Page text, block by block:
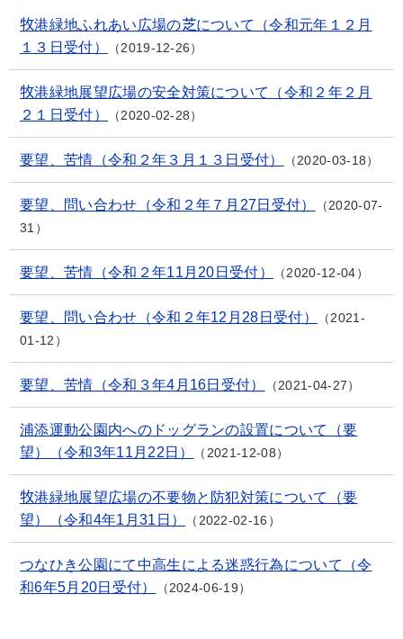
牧港緑地ふれあい広場の芝について（令和元年１２月
１３日受付）
2019-12-26
牧港緑地展望広場の安全対策について（令和２年２月
２１日受付）
2020-02-28
要望、苦情（令和２年３月１３日受付） 2020-03-18
要望、問い合わせ（令和２年７月27日受付）
2020-07-
31
要望、苦情（令和２年11月20日受付） 2020-12-04
要望、問い合わせ（令和２年12月28日受付）
2021-
01-12
要望、苦情（令和３年4月16日受付） 2021-04-27
浦添運動公園内へのドッグランの設置について（要
望）（令和3年11月22日）
2021-12-08
牧港緑地展望広場の不要物と防犯対策について（要
望）（令和4年1月31日）
2022-02-16
つなひき公園にて中高生による迷惑行為について（令
和6年5月20日受付）
2024-06-19